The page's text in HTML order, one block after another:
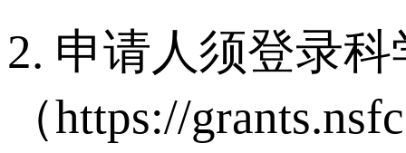
2. 申请人须登录
（https://